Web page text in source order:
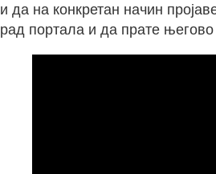
и да на конкретан начин
рад портала и да прате